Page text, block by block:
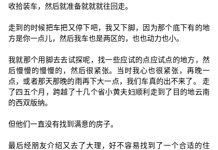
收拾装车，然后就准备就就就往回走。
走到的时候把车把又停下吧，我又下脚，因为那个底下有的地
方是你一点儿，然后我车也是两区的，也也动力也小。
我就那个用脚去去试探呢，找一些应试的点应试点的地方，然
后慢慢的慢慢的，然后很紧张。当时我心也很紧张，再晚一
点，或者那天那晚的雨再下大一点，我们车真的出不来了。 走
了四五个月，跨越了十几个省小黄夫妇顺利走到了目的地云南
的西双版纳。
但他们一直没有找到满意的房子。
最后经朋友介绍又去了大理，好不容易找到了一个合适的住